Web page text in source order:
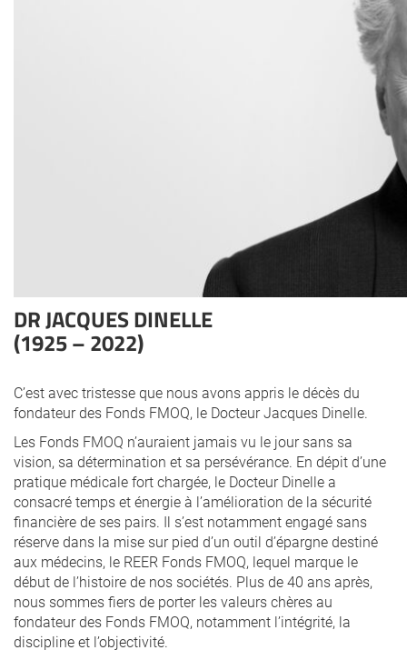
DR JACQUES DINELLE
(1925 – 2022)
C’est avec tristesse que nous avons appris le décès du
fondateur des Fonds FMOQ, le Docteur Jacques Dinelle.
Les Fonds FMOQ n’auraient jamais vu le jour sans sa
vision, sa détermination et sa persévérance. En dépit d’une
pratique médicale fort chargée, le Docteur Dinelle a
consacré temps et énergie à l’amélioration de la sécurité
financière de ses pairs. Il s’est notamment engagé sans
réserve dans la mise sur pied d’un outil d’épargne destiné
aux médecins, le REER Fonds FMOQ, lequel marque le
début de l’histoire de nos sociétés. Plus de 40 ans après,
nous sommes fiers de porter les valeurs chères au
fondateur des Fonds FMOQ, notamment l’intégrité, la
discipline et l’objectivité.